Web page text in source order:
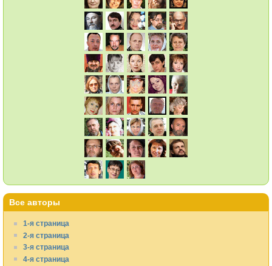
Все авторы
1-я страница
2-я страница
3-я страница
4-я страница